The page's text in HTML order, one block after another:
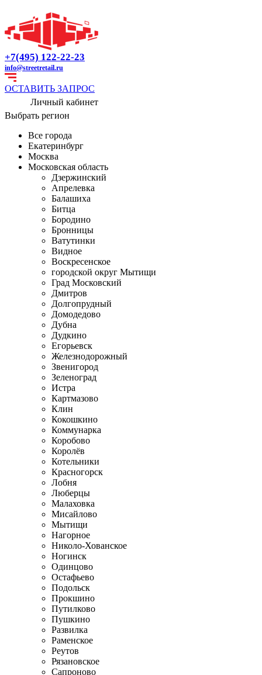
+7(495) 122-22-23
info@streetretail.ru
ОСТАВИТЬ ЗАПРОС
Личный кабинет
Выбрать регион
Все города
Екатеринбург
Москва
Московская область
Дзержинский
Апрелевка
Балашиха
Битца
Бородино
Бронницы
Ватутинки
Видное
Воскресенское
городской округ Мытищи
Град Московский
Дмитров
Долгопрудный
Домодедово
Дубна
Дудкино
Егорьевск
Железнодорожный
Звенигород
Зеленоград
Истра
Картмазово
Клин
Кокошкино
Коммунарка
Коробово
Королёв
Котельники
Красногорск
Лобня
Люберцы
Малаховка
Мисайлово
Мытищи
Нагорное
Николо-Хованское
Ногинск
Одинцово
Остафьево
Подольск
Прокшино
Путилково
Пушкино
Развилка
Раменское
Реутов
Рязановское
Сапроново